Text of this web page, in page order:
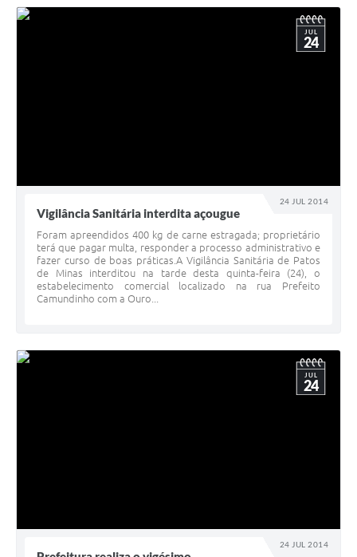
24 JUL 2014
JUL
24
Vigilância Sanitária interdita açougue
Foram apreendidos 400 kg de carne estragada; proprietário
terá que pagar multa, responder a processo administrativo e
fazer curso de boas práticas.A Vigilância Sanitária de Patos
de Minas interditou na tarde desta quinta-feira (24), o
estabelecimento comercial localizado na rua Prefeito
Camundinho com a Ouro...
24 JUL 2014
JUL
24